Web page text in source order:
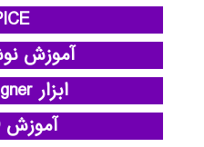
آموزش
ابزار App Designer
آموزش Civil 3D